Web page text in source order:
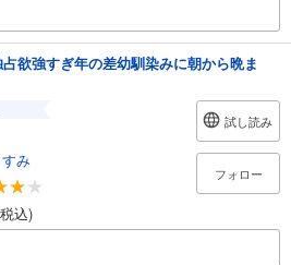
欲強すぎ年の差幼馴染みに朝から晩ま
すみ
込)
試し読み
フォロー